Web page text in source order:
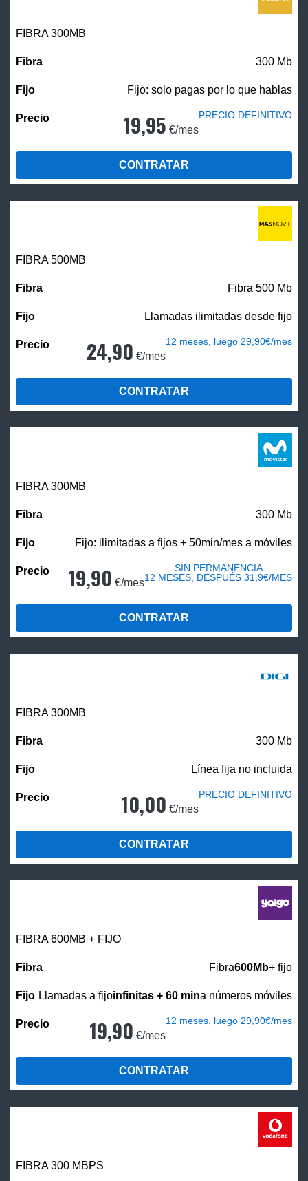
FIBRA 300MB
300 Mb
Fijo: solo pagas por lo que hablas
19,95 €/mes
PRECIO DEFINITIVO
CONTRATAR
FIBRA500MB
Fibra 500 Mb
Llamadas ilimitadas desde fijo
24,90 €/mes
12 meses, luego 29,90€/mes
CONTRATAR
FIBRA 300MB
300 Mb
Fijo: ilimitadas a fijos + 50min/mes a móviles
19,90 €/mes
SIN PERMANENCIA
12 MESES, DESPUÉS 31,9€/MES
CONTRATAR
FIBRA 300MB
300 Mb
Línea fija no incluida
10,00 €/mes
PRECIO DEFINITIVO
CONTRATAR
FIBRA 600MB + FIJO
Fibra600Mb+ fijo
Llamadas a fijoinfinitas + 60 mina números móviles
19,90 €/mes
12 meses, luego 29,90€/mes
CONTRATAR
FIBRA 300 MBPS